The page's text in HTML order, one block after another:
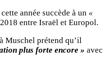
année succède à un «
entre Israël et Europol.
Muschel prétend qu’il
plus forte encore » avec